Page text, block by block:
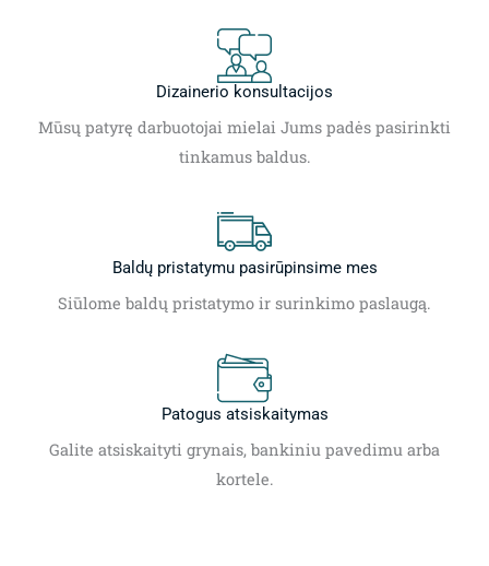
Dizainerio konsultacijos
Mūsų patyrę darbuotojai mielai Jums padės pasirinkti
tinkamus baldus.
Baldų pristatymu pasirūpinsime mes
Siūlome baldų pristatymo ir surinkimo paslaugą.
Patogus atsiskaitymas
Galite atsiskaityti grynais, bankiniu pavedimu arba
kortele.